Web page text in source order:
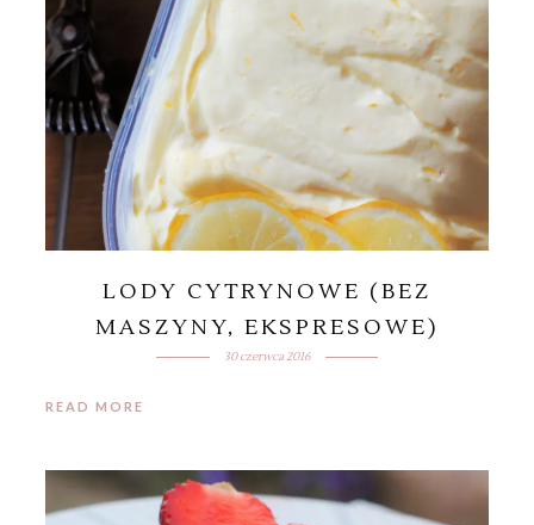
LODY CYTRYNOWE (BEZ
MASZYNY, EKSPRESOWE)
30 czerwca 2016
READ MORE